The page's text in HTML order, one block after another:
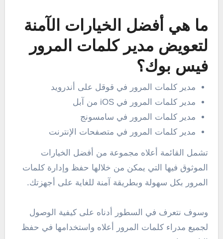
ما هي أفضل الخيارات الآمنة
لتعويض مدير كلمات المرور
فيس بوك؟
مدير كلمات المرور في قوقل على أندرويد
مدير كلمات المرور في iOS من آبل
مدير كلمات المرور في سامسونج
مدير كلمات المرور في متصفحات الإنترنت
تشمل القائمة أعلاه مجموعة من أفضل الخيارات
الموثوق فيها التي يمكن من خلالها حفظ وإدارة كلمات
المرور بكل سهولة وبطريقة آمنة للغاية على أجهزتك.
وسوف نتعرف في السطور أدناه على كيفية الوصول
لجميع مدراء كلمات المرور أعلاه واستخدامها في حفظ